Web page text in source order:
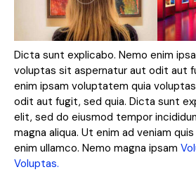
Dicta sunt explicabo. Nemo enim
voluptas sit aspernatur aut odit aut
enim ipsam voluptatem quia
odit aut fugit, sed quia. Dicta sunt
elit, sed do eiusmod tempor
magna aliqua. Ut enim ad veniam
enim ullamco. Nemo magna ipsam
Voluptas.